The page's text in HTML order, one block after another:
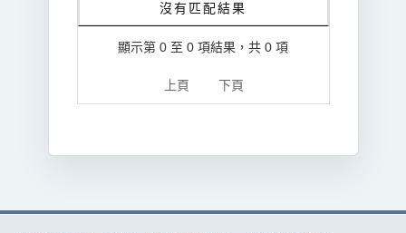
沒有匹配結果
顯示第 0 至 0 項結果，共 0 項
上頁 下頁